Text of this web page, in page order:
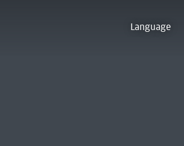
Language